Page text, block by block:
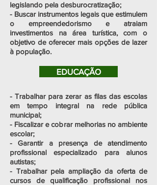
legislando pela desburocratização;
- Buscar instrumentos legais que estimulem
o empreendedorismo e atraiam
investimentos na área turística, com o
objetivo de oferecer mais opções de lazer
à população.
EDUCAÇÃO
- Trabalhar para zerar as filas das escolas
em tempo integral na rede pública
municipal;
- Fiscalizar e cobrar melhorias no ambiente
escolar;
- Garantir a presença de atendimento
profissional especializado para alunos
autistas;
- Trabalhar pela ampliação da oferta de
cursos de qualificação profissional nos